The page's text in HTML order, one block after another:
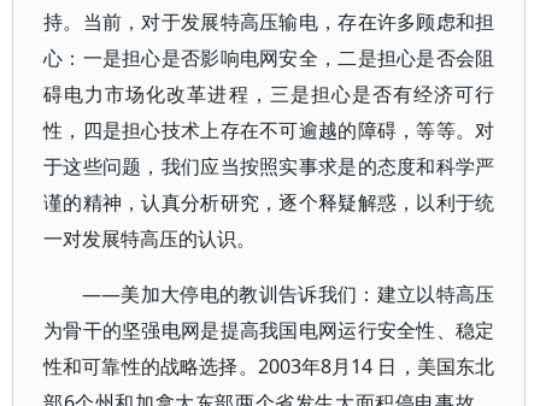
持。当前，对于发展特高压输电，存在许多顾虑和担
心：一是担心是否影响电网安全，二是担心是否会阻
碍电力市场化改革进程，三是担心是否有经济可行
性，四是担心技术上存在不可逾越的障碍，等等。对
于这些问题，我们应当按照实事求是的态度和科学严
谨的精神，认真分析研究，逐个释疑解惑，以利于统
一对发展特高压的认识。
——美加大停电的教训告诉我们：建立以特高压
为骨干的坚强电网是提高我国电网运行安全性、稳定
性和可靠性的战略选择。2003年8月14 日，美国东北